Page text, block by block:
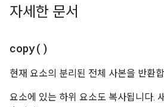
자세한 문서
copy( )
현재 요소의 분리된 전체 사본을 반환
요소에 있는 하위 요소도 복사됩니다.